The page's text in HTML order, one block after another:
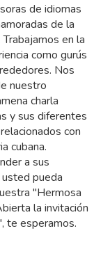
de idiomas
de la
en la
como gurús
Nos
nuestro
charla
y sus diferentes
con
cubana.
a sus
pueda
"Hermosa
la invitación
te esperamos.